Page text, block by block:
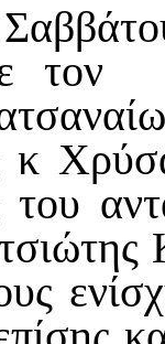
τον
κ
του